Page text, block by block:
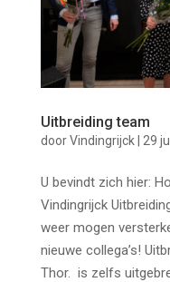
Uitbreiding team
doorVindingrijck| 29
U bevindt zich hier:
Vindingrijck
weer mogen
nieuwe collega’s!
Thor. is zelfs